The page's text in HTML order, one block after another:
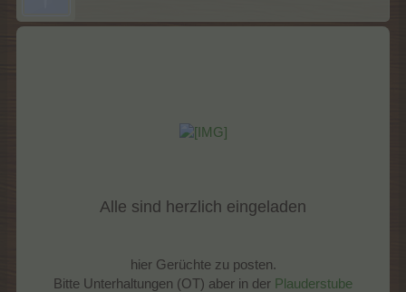
Alle sind herzlich eingeladen
hier Gerüchte zu posten.
Bitte Unterhaltungen (OT) aber in der Plauderstube